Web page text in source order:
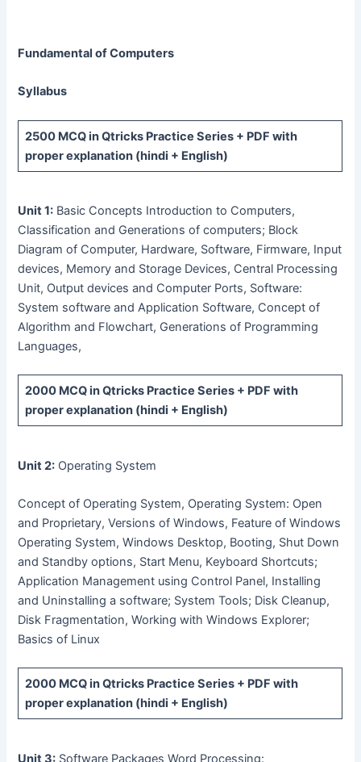
Fundamental of Computers
Syllabus
2500 MCQin Qtricks Practice Series + PDF with
proper explanation (hindi + English)
Unit 1: Basic Concepts Introduction to Computers,
Classification and Generations of computers; Block
Diagram of Computer, Hardware, Software, Firmware, Input
devices, Memory and Storage Devices, Central Processing
Unit, Output devices and Computer Ports, Software:
System software and Application Software, Concept of
Algorithm and Flowchart, Generations of Programming
Languages,
2000 MCQin Qtricks Practice Series + PDF with
proper explanation (hindi + English)
Unit 2: Operating System
Concept of Operating System, Operating System: Open
and Proprietary, Versions of Windows, Feature of Windows
Operating System, Windows Desktop, Booting, Shut Down
and Standby options, Start Menu, Keyboard Shortcuts;
Application Management using Control Panel, Installing
and Uninstalling a software; System Tools; Disk Cleanup,
Disk Fragmentation, Working with Windows Explorer;
Basics of Linux
2000 MCQin Qtricks Practice Series + PDF with
proper explanation (hindi + English)
Unit 3: Software Packages Word Processing: